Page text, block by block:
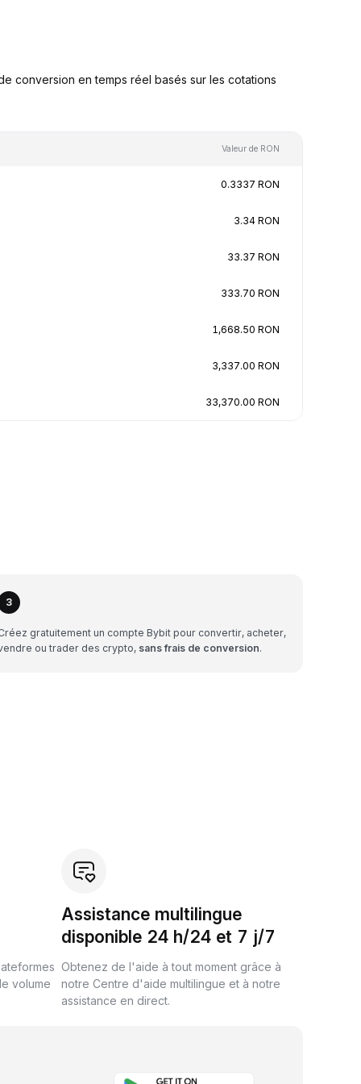
conversion en temps réel basés sur les cotations
Valeur de RON
0.3337 RON
3.34 RON
33.37 RON
333.70 RON
1,668.50 RON
3,337.00 RON
33,370.00 RON
3
gratuitement un compte Bybit pour convertir, acheter,
ou trader des crypto, sans frais de conversion.
volume
Assistance multilingue
disponible 24 h/24 et 7 j/7
Obtenez de l'aide à tout moment grâce à
notre Centre d'aide multilingue et à notre
assistance en direct.